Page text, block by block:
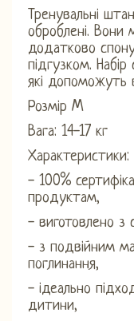
Тренувальні
оброблені.
додатково
підгузком.
які допоможуть
Розмір M
Вага: 14-17 кг
Характеристики:
- 100%
продуктам,
- виготовлено з
- з подвійним
поглинання,
- ідеально
дитини,